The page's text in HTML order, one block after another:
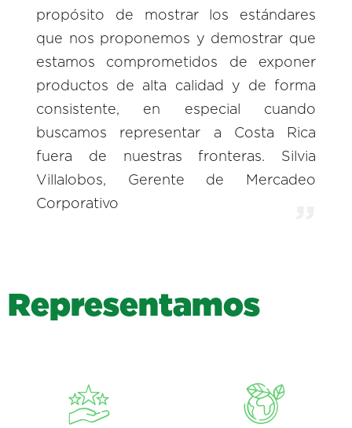
propósito de mostrar los estándares
que nos proponemos y demostrar que
estamos comprometidos de exponer
productos de alta calidad y de forma
consistente, en especial cuando
buscamos representar a Costa Rica
fuera de nuestras fronteras. Silvia
Villalobos, Gerente de Mercadeo
Corporativo
Representamos